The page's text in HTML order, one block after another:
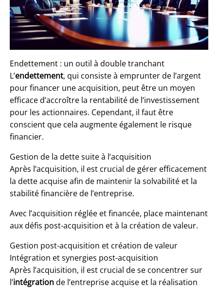
Endettement : un outil à double tranchant
L’endettement, qui consiste à emprunter de l’argent
pour financer une acquisition, peut être un moyen
efficace d’accroître la rentabilité de l’investissement
pour les actionnaires. Cependant, il faut être
conscient que cela augmente également le risque
financier.
Gestion de la dette suite à l’acquisition
Après l’acquisition, il est crucial de gérer efficacement
la dette acquise afin de maintenir la solvabilité et la
stabilité financière de l’entreprise.
Avec l’acquisition réglée et financée, place maintenant
aux défis post-acquisition et à la création de valeur.
Gestion post-acquisition et création de valeur
Intégration et synergies post-acquisition
Après l’acquisition, il est crucial de se concentrer sur
l’intégrationde l’entreprise acquise et la réalisation